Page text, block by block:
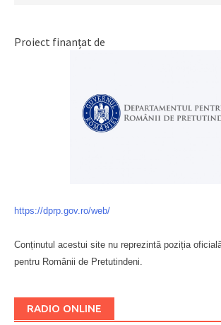
Proiect finanțat de
https://dprp.gov.ro/web/
Conținutul acestui site nu reprezintă poziția
pentru Românii de Pretutindeni.
RADIO ONLINE